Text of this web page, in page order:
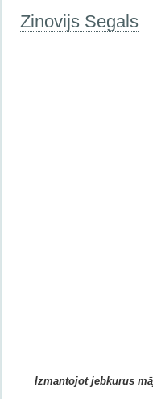
Zinovijs Segals
Izmantojot jebkurus